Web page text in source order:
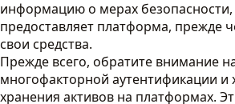
информацию о мерах
предоставляет платформа, прежде
свои средства.
Прежде всего, обратите внимание
многофакторной аутентификации и
хранения активов на платформах.